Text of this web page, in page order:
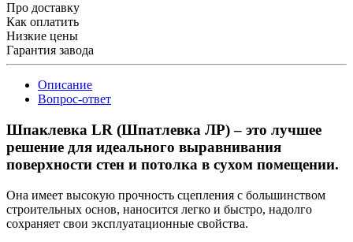
Про доставку
Как оплатить
Низкие цены
Гарантия завода
Описание
Вопрос-ответ
Шпаклевка LR (Шпатлевка ЛР) – это лучшее
решение для идеального выравнивания
поверхности стен и потолка в сухом помещении.
Она имеет высокую прочность сцепления с большинством
строительных основ, наносится легко и быстро, надолго
сохраняет свои эксплуатационные свойства.